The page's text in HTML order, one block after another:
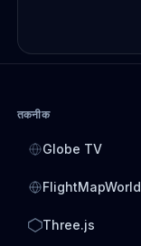
तकनीक
Globe TV
FlightMapWorld
Three.js